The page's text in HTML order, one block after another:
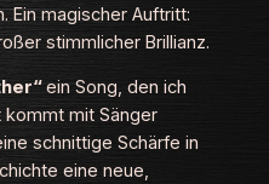
Ein magischer Auftritt:
stimmlicher Brillianz.
ein Song, den ich
mit Sänger
schnittige Schärfe in
eine neue,